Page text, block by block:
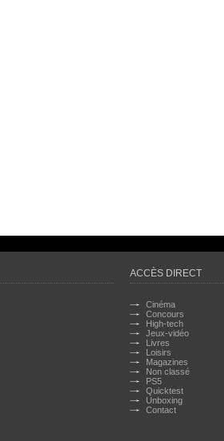
ACCÈS DIRECT
Cinéma
Concours
High-tech
Jeux-vidéo
Livres
Loisirs
Magazines
Non classé
PS5
Quicktest
Unboxing
Contact